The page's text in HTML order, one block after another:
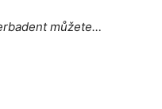
můžete…